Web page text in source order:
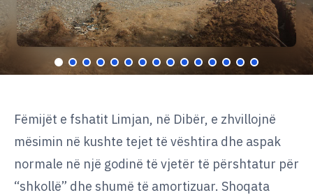
Fëmijët e fshatit Limjan, në Dibër, e zhvillojnë
mësimin në kushte tejet të vështira dhe aspak
normale në një godinë të vjetër të përshtatur për
“shkollë” dhe shumë të amortizuar. Shoqata